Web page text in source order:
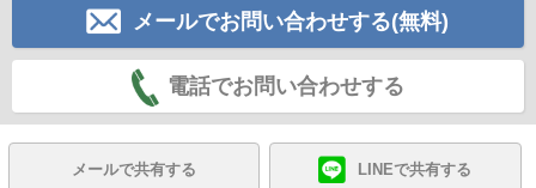
メールでお問い合わせする(無料)
電話でお問い合わせする
メールで共有する LINEで共有する